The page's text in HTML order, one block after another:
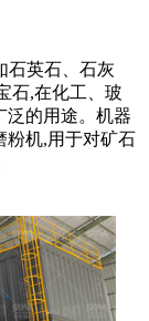
石英石、石灰
石,在化工、玻
泛的用途。机器
粉机,用于对矿石